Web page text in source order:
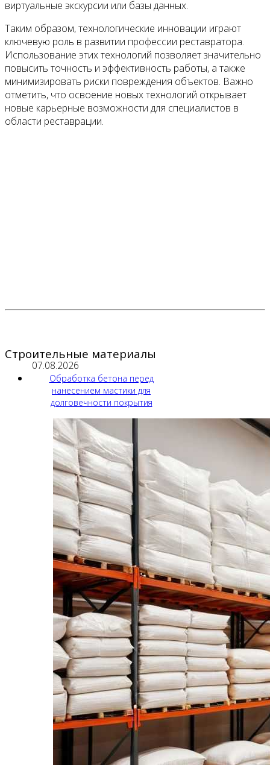
виртуальные экскурсии или базы данных.
Таким образом, технологические инновации играют
ключевую роль в развитии профессии реставратора.
Использование этих технологий позволяет значительно
повысить точность и эффективность работы, а также
минимизировать риски повреждения объектов. Важно
отметить, что освоение новых технологий открывает
новые карьерные возможности для специалистов в
области реставрации.
Строительные материалы
07.08.2026
Обработка бетона перед
нанесением мастики для
долговечности покрытия